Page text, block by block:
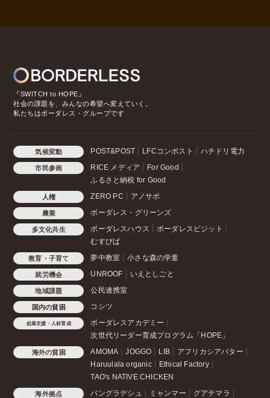
『SWITCH to HOPE』
社会の課題を、みんなの希望へ変えていく。
私たちはボーダレス・グループです
気候変動 POST&POST LFCコンポスト ハチドリ電力
市民参画 RICE メディア
For Good
ふるさと納税 for Good
人権 ZERO PC アノサポ
農業 ボーダレス・グリーンズ
多文化共生 ボーダレスハウス
ボーダレスビジット
むすびば
教育・子育て 夢中教室 小さな森の学童
就労機会 UNROOF いえとしごと
地域課題 公民連携室
国内の貧困 コシツ
起業支援・人材育成
ボーダレスアカデミー
次世代リーダー育成プログラム「HOPE」
海外の貧困 AMOMA JOGGO LIB
アフリカシアバター
Haruulala organic
Ethical Factory
TAO's NATIVE CHICKEN
海外拠点 バングラデシュ ミャンマー グアテマラ